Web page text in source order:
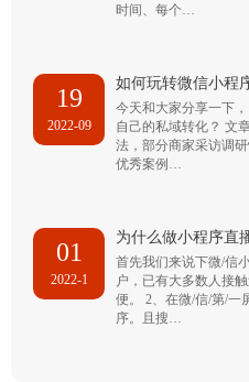
时间、每个…
19
2022-09
如何玩转微信小程
今天和大家分享一下
自己的私域转化？ 文
法，部分商家采访调
优秀案例…
01
2022-1
为什么做小程序直
首先我们来说下微/信
户，已有大多数人接
便。 2、在微/信/第/一
序。且搜…